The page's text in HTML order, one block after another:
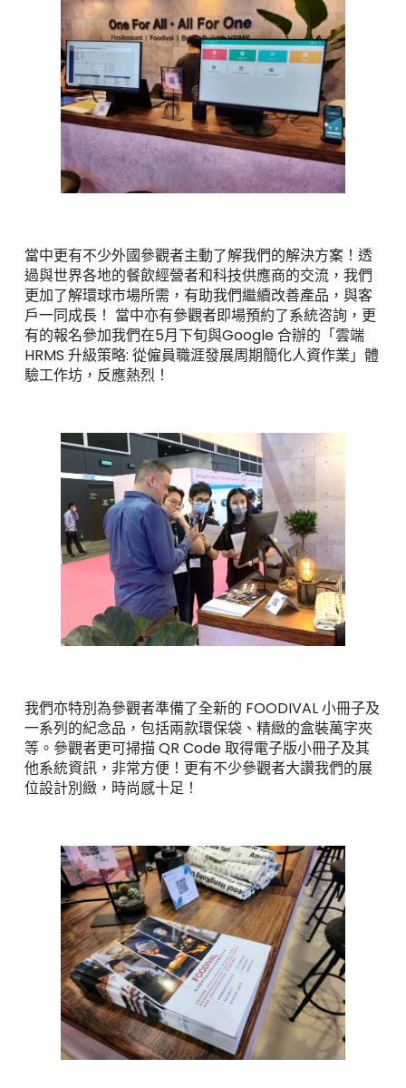
當中更有不少外國參觀者主動了解我們的解決方案！透
過與世界各地的餐飲經營者和科技供應商的交流，我們
更加了解環球市場所需，有助我們繼續改善產品，與客
戶一同成長！ 當中亦有參觀者即場預約了系統咨詢，更
有的報名參加我們在5月下旬與Google 合辦的「雲端
HRMS 升級策略: 從僱員職涯發展周期簡化人資作業」體
驗工作坊，反應熱烈！
我們亦特別為參觀者準備了全新的 FOODIVAL 小冊子及
一系列的紀念品，包括兩款環保袋、精緻的盒裝萬字夾
等。參觀者更可掃描 QR Code 取得電子版小冊子及其
他系統資訊，非常方便！更有不少參觀者大讚我們的展
位設計別緻，時尚感十足！